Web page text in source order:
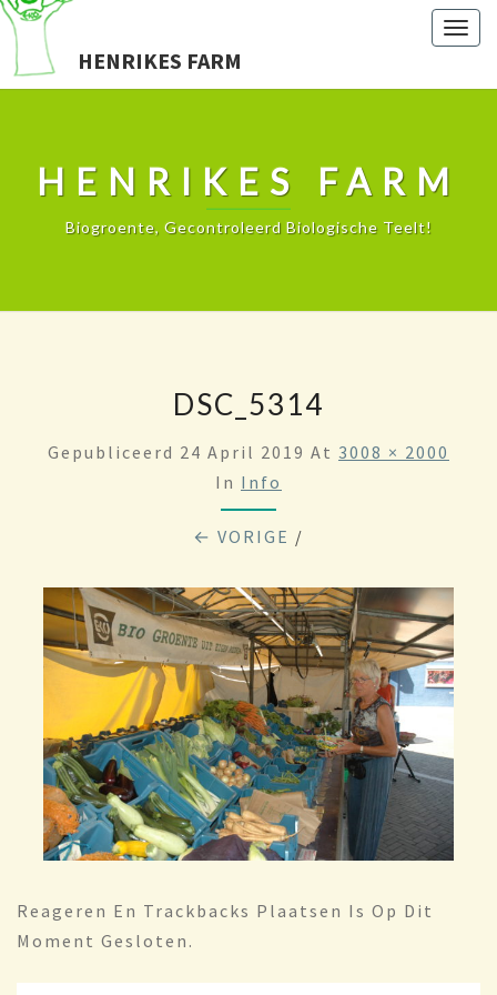
HENRIKES FARM
HENRIKES FARM
Biogroente, Gecontroleerd Biologische Teelt!
DSC_5314
Gepubliceerd 24 April 2019 At 3008 × 2000
In Info
← VORIGE /
Reageren En Trackbacks Plaatsen Is Op Dit
Moment Gesloten.